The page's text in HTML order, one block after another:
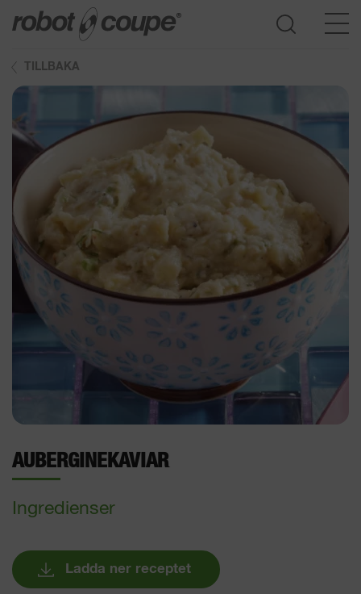
TILLBAKA
AUBERGINEKAVIAR
Ingredienser
Ladda ner receptet
Öppna produktguide